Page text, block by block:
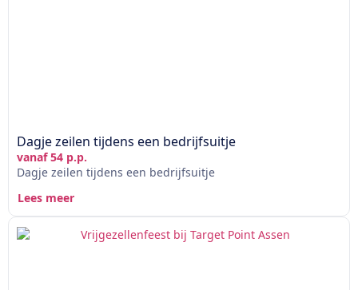
Dagje zeilen tijdens een bedrijfsuitje
vanaf 54 p.p.
Dagje zeilen tijdens een bedrijfsuitje
Lees meer